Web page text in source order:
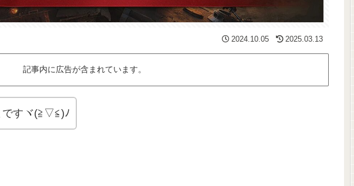
2024.10.05 2025.03.13
記事内に広告が含まれています。
ですヾ(≧▽≦)ﾉ